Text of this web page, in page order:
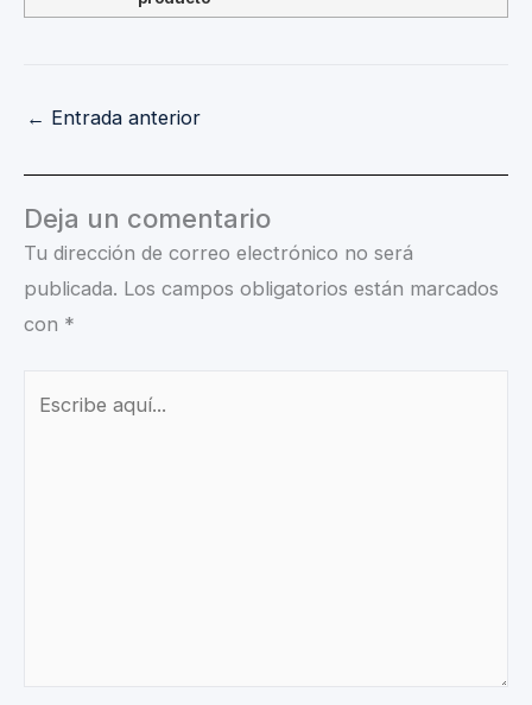
← Entrada anterior
Deja un comentario
Tu dirección de correo electrónico no será
publicada. Los campos obligatorios están marcados
con *